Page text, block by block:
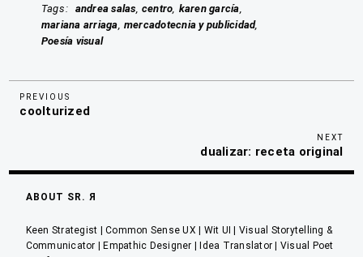
Tags
andrea salas centro karen garcía
mariana arriaga mercadotecnia y publicidad
Poesía visual
Navegación
Previous
Post
PREVIOUS
coolturized
NEXT
dualizar: receta original
ABOUT SR. Я
Keen Strategist | Common Sense UX | Wit UI | Visual Storytelling &
Communicator | Empathic Designer | Idea Translator | Visual Poet